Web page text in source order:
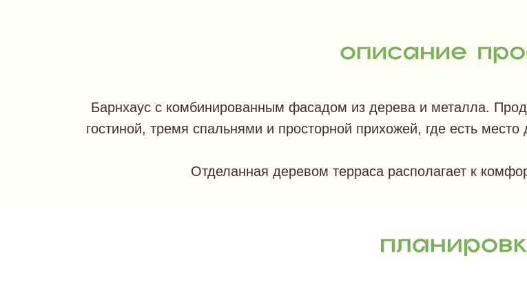
Барнхаус с комбинированным фасадом из дерева и металла.
гостиной, тремя спальнями и просторной прихожей, где есть
Отделанная деревом терраса располагает к